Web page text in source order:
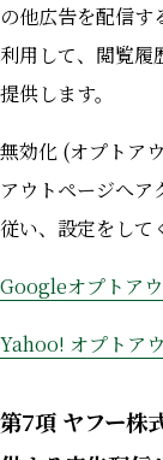
の他広告を配信す
利用して、閲覧履
提供します。
無効化 (オプトア
アウトページへア
従い、設定をして
Googleオプトア
Yahoo! オプトア
第7項 ヤフー株